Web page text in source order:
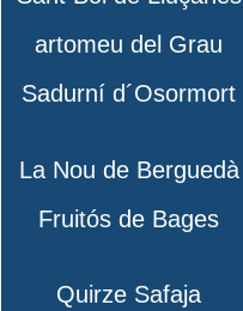
artomeu del Grau
Sadurní d´Osormort
La Nou de Berguedà
Fruitós de Bages
Quirze Safaja